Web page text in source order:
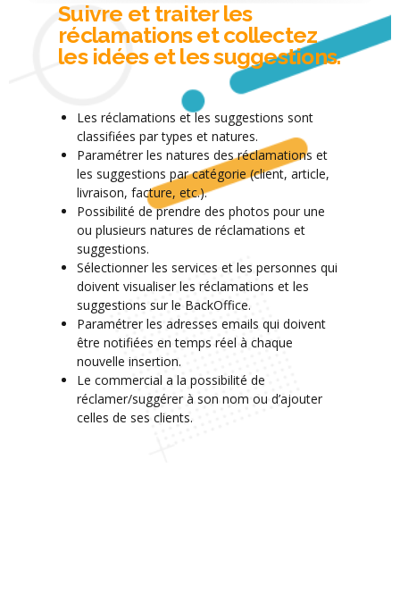
Suivre et traiter les
réclamations et collectez
les idées et les suggestions.
Les réclamations et les suggestions sont
classifiées par types et natures.
Paramétrer les natures des réclamations et
les suggestions par catégorie (client, article,
livraison, facture, etc.).
Possibilité de prendre des photos pour une
ou plusieurs natures de réclamations et
suggestions.
Sélectionner les services et les personnes qui
doivent visualiser les réclamations et les
suggestions sur le BackOffice.
Paramétrer les adresses emails qui doivent
être notifiées en temps réel à chaque
nouvelle insertion.
Le commercial a la possibilité de
réclamer/suggérer à son nom ou d’ajouter
celles de ses clients.